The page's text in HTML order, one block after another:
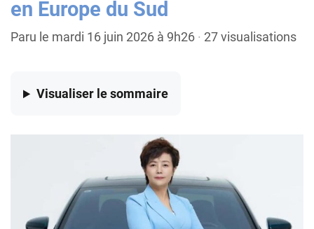
en Europe du Sud
Paru le mardi 16 juin 2026 à 9h26 · 27 visualisations
Visualiser le sommaire